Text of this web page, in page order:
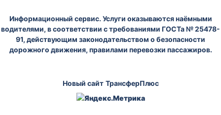
Информационный сервис. Услуги оказываются наёмными
водителями, в соответствии с требованиями ГОСТа № 25478-
91, действующим законодательством о безопасности
дорожного движения, правилами перевозки пассажиров.
Новый сайт ТрансферПлюс